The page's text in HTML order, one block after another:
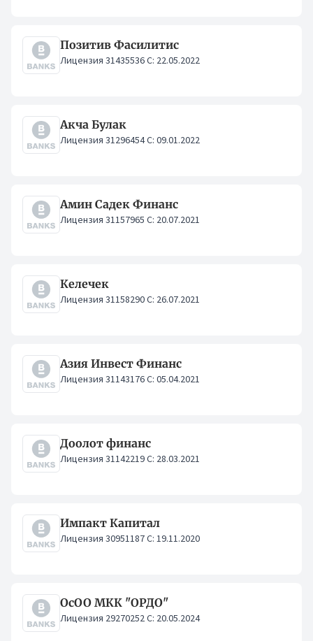
Позитив Фасилитис
Лицензия 31435536 С: 22.05.2022
Акча Булак
Лицензия 31296454 С: 09.01.2022
Амин Садек Финанс
Лицензия 31157965 С: 20.07.2021
Келечек
Лицензия 31158290 С: 26.07.2021
Азия Инвест Финанс
Лицензия 31143176 С: 05.04.2021
Доолот финанс
Лицензия 31142219 С: 28.03.2021
Импакт Капитал
Лицензия 30951187 С: 19.11.2020
ОсОО МКК "ОРДО"
Лицензия 29270252 С: 20.05.2024